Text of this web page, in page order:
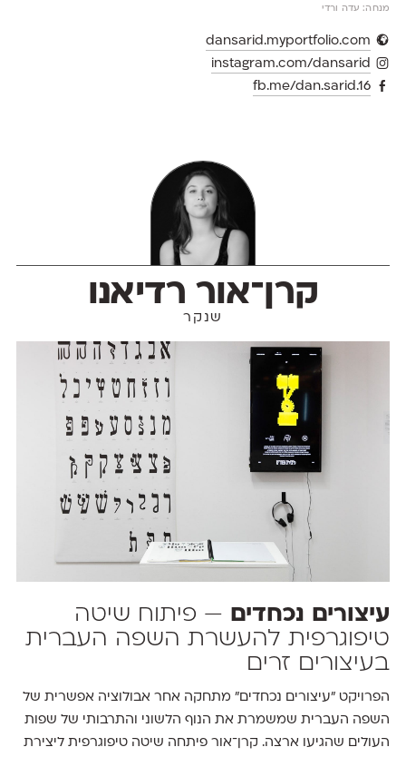
מנחה: עדה ורדי
dansarid.myportfolio.com
instagram.com/dansarid
fb.me/dan.sarid.16
קרן־אור רדיאנו
שנקר
עיצורים נכחדים — פיתוח שיטה
טיפוגרפית להעשרת השפה העברית
בעיצורים זרים
הפרויקט "עיצורים נכחדים" מתחקה אחר אבולוציה אפשרית של
השפה העברית שמשמרת את הנוף הלשוני והתרבותי של שפות
העולים שהגיעו ארצה. קרן־אור פיתחה שיטה טיפוגרפית ליצירת